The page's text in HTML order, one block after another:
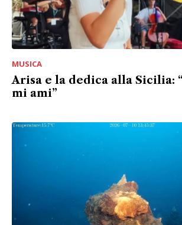
MUSICA
Arisa e la dedica alla Sicilia:
mi ami”